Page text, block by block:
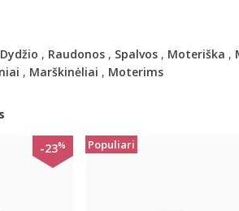
Dydžio , Raudonos, Spalvos, Moteriška ,
, Marškinėliai , Moterims
-23% Populiari